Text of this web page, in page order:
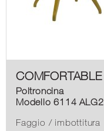
COMFORTABLE
Poltroncina
Modello 6114 ALG2
Faggio / imbottitura